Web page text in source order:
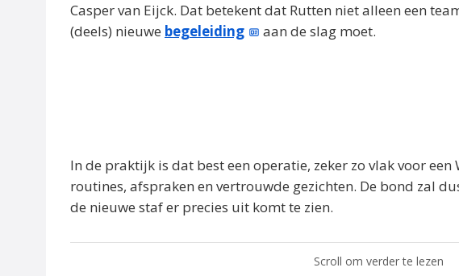
Casper van Eijck. Dat betekent dat Rutten niet alleen een
(deels) nieuwe begeleiding aan de slag moet.
In de praktijk is dat best een operatie, zeker zo vlak voor een
routines, afspraken en vertrouwde gezichten. De bond zal
de nieuwe staf er precies uit komt te zien.
Scroll om verder te lezen